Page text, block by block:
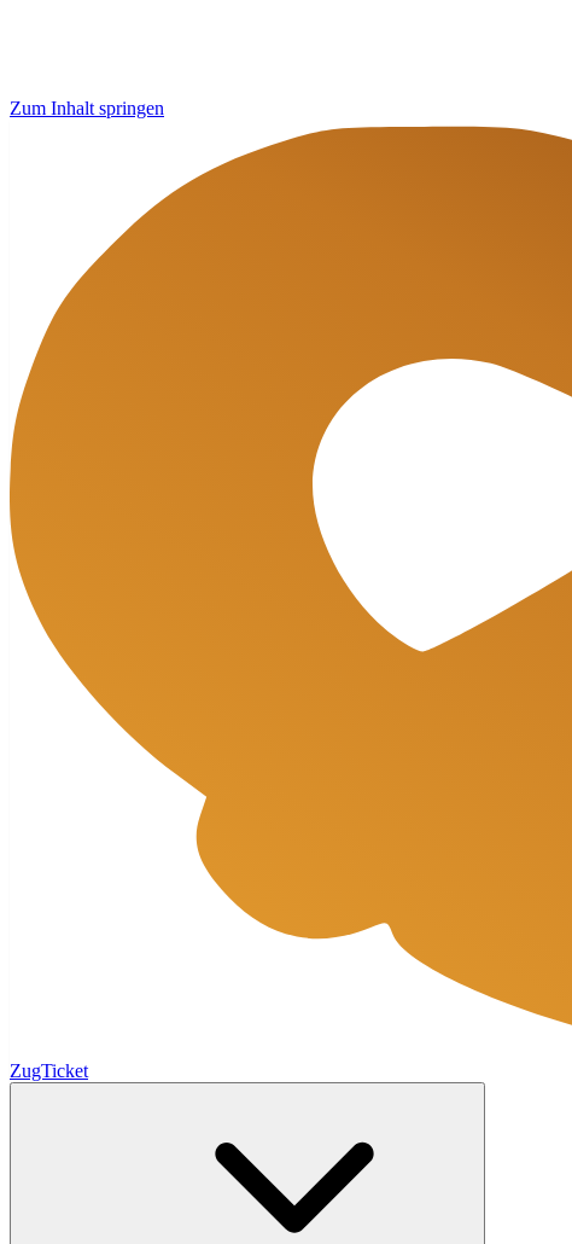
Zum Inhalt springen
ZugTicket